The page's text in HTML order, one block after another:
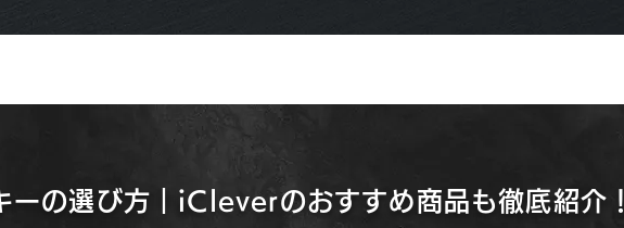
ーの選び方｜iCleverのおすすめ商品も徹底紹介！